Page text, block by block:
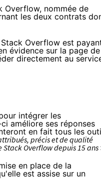
Overflow, nommée de
les deux contrats
Stack Overflow est
évidence sur la page de
directement au
intégrer les
améliore ses réponses
en fait tous les
précis et de qualité
Overflow depuis 15 ans
en place de la
est assise sur un